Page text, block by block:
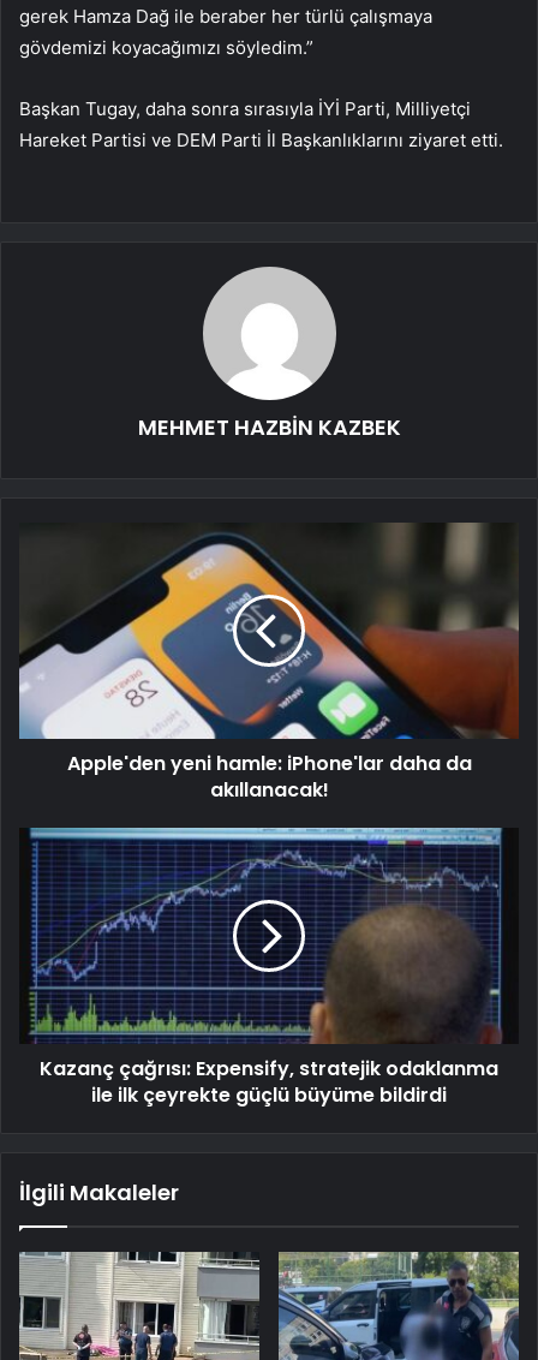
gerek Hamza Dağ ile beraber her türlü çalışmaya
gövdemizi koyacağımızı söyledim.”
Başkan Tugay, daha sonra sırasıyla İYİ Parti, Milliyetçi
Hareket Partisi ve DEM Parti İl Başkanlıklarını ziyaret etti.
MEHMET HAZBİN KAZBEK
Apple'den yeni hamle: iPhone'lar daha da
akıllanacak!
Kazanç çağrısı: Expensify, stratejik odaklanma
ile ilk çeyrekte güçlü büyüme bildirdi
İlgili Makaleler